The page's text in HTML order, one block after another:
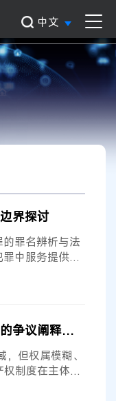
中文
界探讨
的罪名辨析与法
中服务提供者
人工智能生成物知识产权保护的争议阐释与应然面向
但权属模糊、
制度在主体资
...